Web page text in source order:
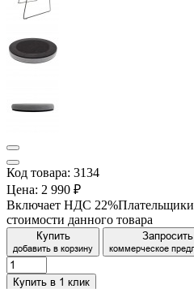
Код товара: 3134
Цена: 2 990 ₽
Включает НДС 22%
стоимости данного товара
Купить
добавить в корзину
Запросить
коммерческое
Купить в 1 клик